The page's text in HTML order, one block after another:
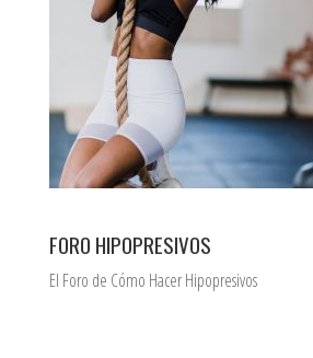
FORO HIPOPRESIVOS
El Foro de Cómo Hacer Hipopresivos